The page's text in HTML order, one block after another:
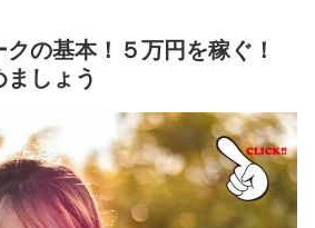
の基本！５万円を稼ぐ！
ましょう